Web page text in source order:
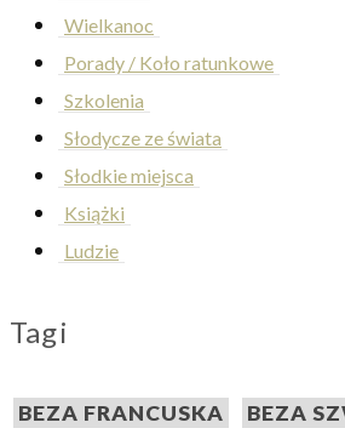
Wielkanoc
Porady / Koło ratunkowe
Szkolenia
Słodycze ze świata
Słodkie miejsca
Książki
Ludzie
Tagi
BEZA FRANCUSKA
BEZA